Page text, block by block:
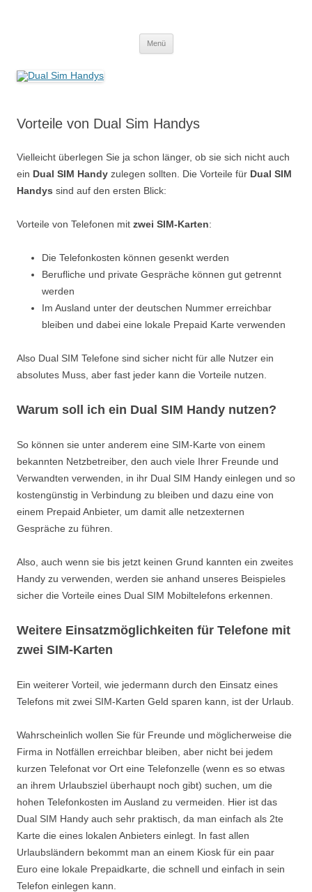
Menü
Vorteile von Dual Sim Handys
Vielleicht überlegen Sie ja schon länger, ob sie sich nicht auch
ein Dual SIM Handy zulegen sollten. Die Vorteile für Dual SIM
Handys sind auf den ersten Blick:
Vorteile von Telefonen mit zwei SIM-Karten:
Die Telefonkosten können gesenkt werden
Berufliche und private Gespräche können gut getrennt
werden
Im Ausland unter der deutschen Nummer erreichbar
bleiben und dabei eine lokale Prepaid Karte verwenden
Also Dual SIM Telefone sind sicher nicht für alle Nutzer ein
absolutes Muss, aber fast jeder kann die Vorteile nutzen.
Warum soll ich ein Dual SIM Handy nutzen?
So können sie unter anderem eine SIM-Karte von einem
bekannten Netzbetreiber, den auch viele Ihrer Freunde und
Verwandten verwenden, in ihr Dual SIM Handy einlegen und so
kostengünstig in Verbindung zu bleiben und dazu eine von
einem Prepaid Anbieter, um damit alle netzexternen
Gespräche zu führen.
Also, auch wenn sie bis jetzt keinen Grund kannten ein zweites
Handy zu verwenden, werden sie anhand unseres Beispieles
sicher die Vorteile eines Dual SIM Mobiltelefons erkennen.
Weitere Einsatzmöglichkeiten für Telefone mit
zwei SIM-Karten
Ein weiterer Vorteil, wie jedermann durch den Einsatz eines
Telefons mit zwei SIM-Karten Geld sparen kann, ist der Urlaub.
Wahrscheinlich wollen Sie für Freunde und möglicherweise die
Firma in Notfällen erreichbar bleiben, aber nicht bei jedem
kurzen Telefonat vor Ort eine Telefonzelle (wenn es so etwas
an ihrem Urlaubsziel überhaupt noch gibt) suchen, um die
hohen Telefonkosten im Ausland zu vermeiden. Hier ist das
Dual SIM Handy auch sehr praktisch, da man einfach als 2te
Karte die eines lokalen Anbieters einlegt. In fast allen
Urlaubsländern bekommt man an einem Kiosk für ein paar
Euro eine lokale Prepaidkarte, die schnell und einfach in sein
Telefon einlegen kann.